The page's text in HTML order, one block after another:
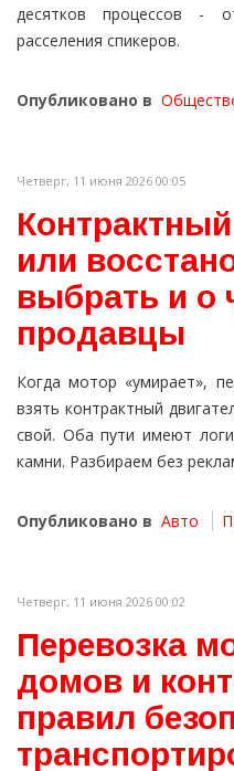
десятков процессов -
расселения спикеров.
Опубликовано в
Четверг, 11 июня 2026 00:05
или
выбрать и о
продавцы
Когда мотор «умирает»,
взять контрактный
свой. Оба пути имеют
камни. Разбираем без
Опубликовано в Авто
Четверг, 11 июня 2026 00:02
Перевозка
домов и
правил